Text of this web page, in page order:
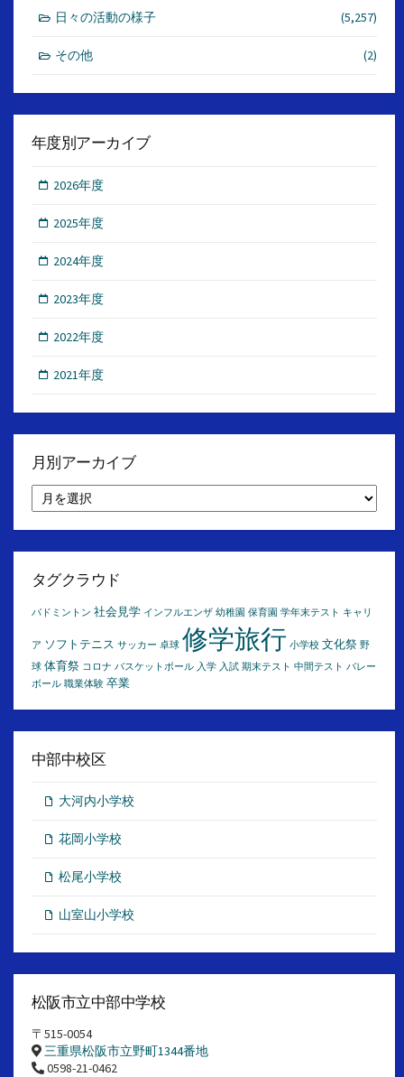
日々の活動の様子 (5,257)
その他 (2)
年度別アーカイブ
2026年度
2025年度
2024年度
2023年度
2022年度
2021年度
月別アーカイブ
別
ア
イ
タグクラウド
バドミントン 社会見学 インフルエンザ 幼稚園 保育園 学年末テスト キャリ
ア ソフトテニス サッカー 卓球 修学旅行 小学校 文化祭 野
球 体育祭 コロナ バスケットボール 入学 入試 期末テスト 中間テスト バレー
ボール 職業体験 卒業
中部中校区
大河内小学校
花岡小学校
松尾小学校
山室山小学校
松阪市立中部中学校
〒515-0054
三重県松阪市立野町1344番地
0598-21-0462